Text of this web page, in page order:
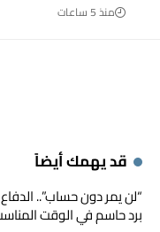
منذ 5 ساعات
قد يهمك أيضاً
“لن يمر دون حساب”.. الدفاع
برد حاسم في الوقت